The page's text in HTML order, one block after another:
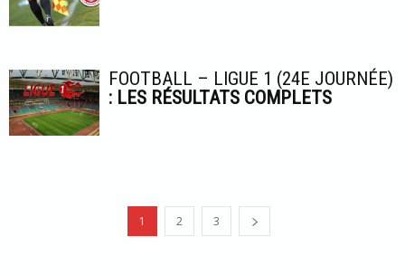
FOOTBALL – LIGUE 1 (24E JOURNÉE)
: LES RÉSULTATS COMPLETS
1 2 3